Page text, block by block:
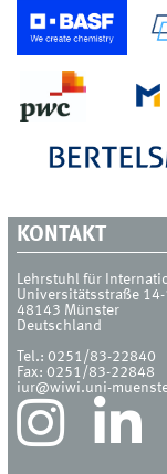
KONTAKT
Lehrstuhl für
Universitätsstraße 14-
48143 Münster
Deutschland
Tel.: 0251/83-22840
Fax: 0251/83-22848
iur@wiwi.uni-